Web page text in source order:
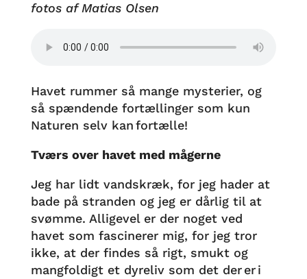
fotos af Matias Olsen
Havet rummer så mange mysterier, og
så spændende fortællinger som kun
Naturen selv kan fortælle!
Tværs over havet med mågerne
Jeg har lidt vandskræk, for jeg hader at
bade på stranden og jeg er dårlig til at
svømme. Alligevel er der noget ved
havet som fascinerer mig, for jeg tror
ikke, at der findes så rigt, smukt og
mangfoldigt et dyreliv som det der er i